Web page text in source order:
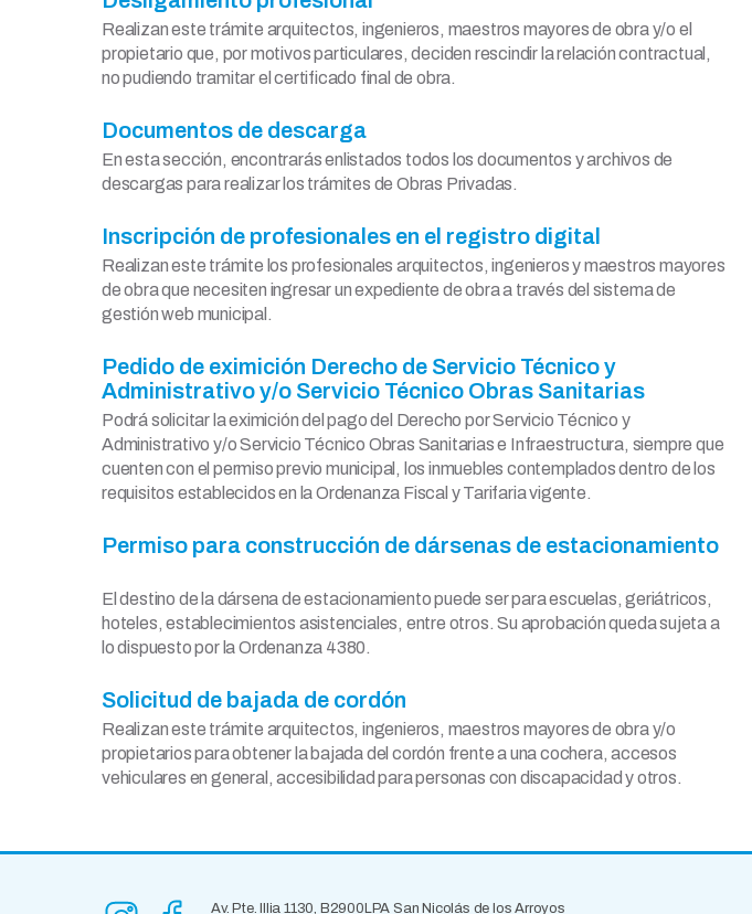
Realizan este trámite arquitectos, ingenieros, maestros mayores de obra y/o el
propietario que, por motivos particulares, deciden rescindir la relación contractual,
no pudiendo tramitar el certificado final de obra.
Documentos de descarga
En esta sección, encontrarás enlistados todos los documentos y archivos de
descargas para realizar los trámites de Obras Privadas.
Inscripción de profesionales en el registro digital
Realizan este trámite los profesionales arquitectos, ingenieros y maestros mayores
de obra que necesiten ingresar un expediente de obra a través del sistema de
gestión web municipal.
Pedido de eximición Derecho de Servicio Técnico y
Administrativo y/o Servicio Técnico Obras Sanitarias
Podrá solicitar la eximición del pago del Derecho por Servicio Técnico y
Administrativo y/o Servicio Técnico Obras Sanitarias e Infraestructura, siempre que
cuenten con el permiso previo municipal, los inmuebles contemplados dentro de los
requisitos establecidos en la Ordenanza Fiscal y Tarifaria vigente.
Permiso para construcción de dársenas de estacionamiento
El destino de la dársena de estacionamiento puede ser para escuelas, geriátricos,
hoteles, establecimientos asistenciales, entre otros. Su aprobación queda sujeta a
lo dispuesto por la Ordenanza 4380.
Solicitud de bajada de cordón
Realizan este trámite arquitectos, ingenieros, maestros mayores de obra y/o
propietarios para obtener la bajada del cordón frente a una cochera, accesos
vehiculares en general, accesibilidad para personas con discapacidad y otros.
Av. Pte. Illia 1130, B2900LPA San Nicolás de los Arroyos